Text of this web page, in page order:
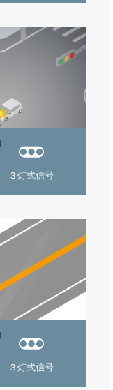
３灯式信号
３灯式信号